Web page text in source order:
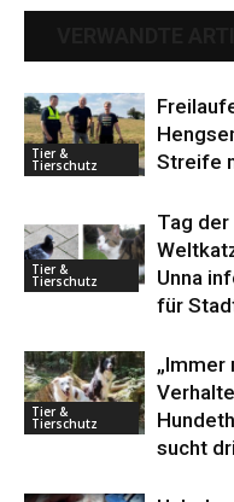
Tier &
Tierschutz
Streife
Tier &
Tierschutz
Tag
Unna
für
Tier &
Tierschutz
„Immer
sucht